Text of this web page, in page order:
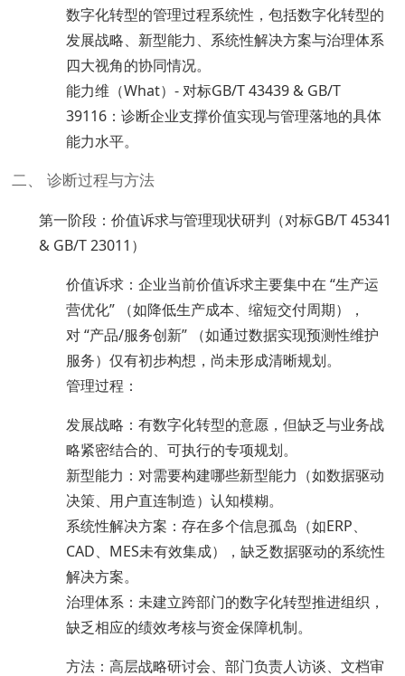
数字化转型的管理过程系统性，包括数字化转型的
发展战略、新型能力、系统性解决方案与治理体系
四大视角的协同情况。
能力维（What）- 对标GB/T 43439 & GB/T
39116：诊断企业支撑价值实现与管理落地的具体
能力水平。
二、 诊断过程与方法
第一阶段：价值诉求与管理现状研判（对标GB/T 45341
& GB/T 23011）
价值诉求：企业当前价值诉求主要集中在 “生产运
营优化” （如降低生产成本、缩短交付周期），
对 “产品/服务创新” （如通过数据实现预测性维护
服务）仅有初步构想，尚未形成清晰规划。
管理过程：
发展战略：有数字化转型的意愿，但缺乏与业务战
略紧密结合的、可执行的专项规划。
新型能力：对需要构建哪些新型能力（如数据驱动
决策、用户直连制造）认知模糊。
系统性解决方案：存在多个信息孤岛（如ERP、
CAD、MES未有效集成），缺乏数据驱动的系统性
解决方案。
治理体系：未建立跨部门的数字化转型推进组织，
缺乏相应的绩效考核与资金保障机制。
方法：高层战略研讨会、部门负责人访谈、文档审